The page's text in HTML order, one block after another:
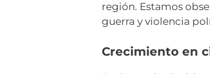
región. Estamos
guerra y violencia
Crecimiento en